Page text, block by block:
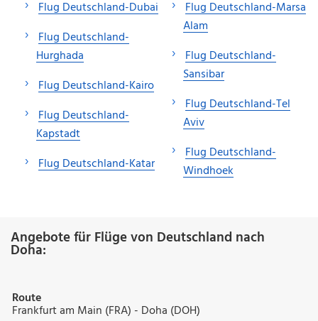
Flug Deutschland-Dubai
Flug Deutschland-
Hurghada
Flug Deutschland-Kairo
Flug Deutschland-
Kapstadt
Flug Deutschland-Katar
Flug Deutschland-Marsa
Alam
Flug Deutschland-
Sansibar
Flug Deutschland-Tel
Aviv
Flug Deutschland-
Windhoek
Angebote für Flüge von Deutschland nach
Doha:
Route
Frankfurt am Main (FRA) - Doha (DOH)